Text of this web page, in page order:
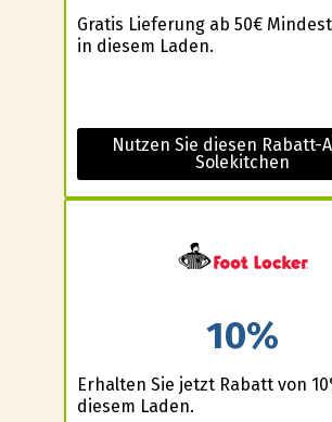
Gratis Lieferung ab 50€
in diesem Laden.
Nutzen Sie diesen Rabatt-
Solekitchen
10%
Erhalten Sie jetzt Rabatt von
diesem Laden.